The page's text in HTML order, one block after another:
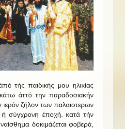
τής παιδικής μου ηλικίας
άττό την παραδοσιακήν
ιερόν ζήλον των παλαιοτερων
σύγχρονη έποχή. κατά τήν
δοκιμάζεται φοβερά,